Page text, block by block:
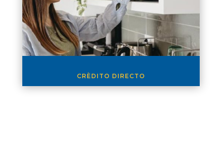
CRÈDITO DIRECTO